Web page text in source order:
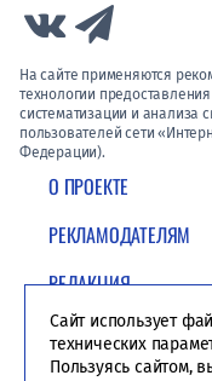
О ПРОЕКТЕ
РЕКЛАМОДАТЕЛЯМ
РЕДАКЦИЯ
ПОЛИТИКА
Link to Vk
На сайте применяются
технологии
систематизации и анализа
пользователей сети
Федерации).
Сайт использует
технических
Пользуясь сайтом,